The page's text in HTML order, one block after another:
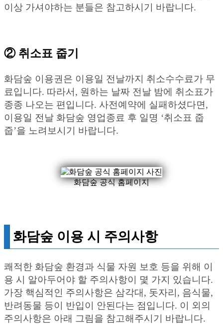
이상 가셔야하는 분들은 참고하시기 바랍니다.
② 취소표 줍기
화담숲 이용권은 이용일 전날까지 취소수수료가 무
료입니다. 따라서, 원하는 날짜 전날 밤에 취소표가
종종 나오는 편입니다. 사전예약에 실패하셨다면,
이용일 전날 화담숲 영업종료 후 일명 ‘취소표 줍
줍’을 노려보시기 바랍니다.
화담숲 공식 홈페이지
화담숲 이용 시 주의사항
쾌적한 화담숲 환경과 식물 자원 보호 등을 위해 이
용 시 알아두어야 할 주의사항이 몇 가지 있습니다.
가장 핵심적인 주의사항은 삼각대, 돗자리, 음식물,
반려동물 등이 반입이 안된다는 점입니다. 이 외의
주의사항은 아래 그림을 참고해주시기 바랍니다.